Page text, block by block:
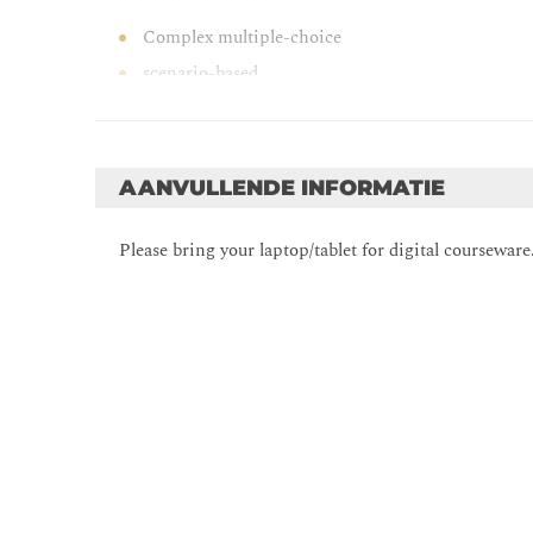
Complex multiple-choice
scenario-based
Open Book
AANVULLENDE INFORMATIE
Please bring your laptop/tablet for digital courseware.